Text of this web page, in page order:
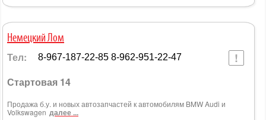
Немецкий Лом
Тел: 8-967-187-22-85 8-962-951-22-47
Стартовая 14
Продажа б.у. и новых автозапчастей к автомобилям BMW Audi и
Volkswagen далее ...